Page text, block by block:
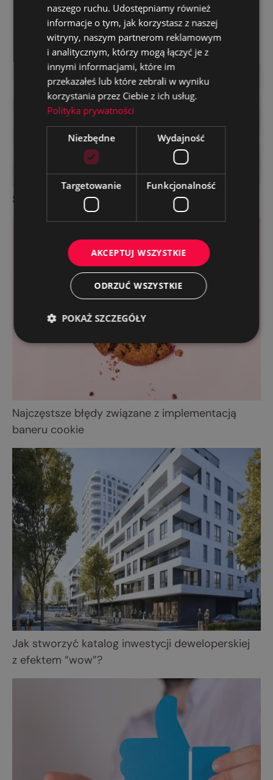
Social media jako kanał sprzedaży
Najczęstsze błędy związane z implementacją
baneru cookie
Jak stworzyć katalog inwestycji deweloperskiej
z efektem “wow”?
naszego ruchu. Udostępniamy również
informacje o tym, jak korzystasz z naszej
witryny, naszym partnerom reklamowym
i analitycznym, którzy mogą łączyć je z
innymi informacjami, które im
przekazałeś lub które zebrali w wyniku
korzystania przez Ciebie z ich usług.
Polityka prywatności
Niezbędne Wydajność
Targetowanie Funkcjonalność
AKCEPTUJ WSZYSTKIE
ODRZUĆ WSZYSTKIE
POKAŻ SZCZEGÓŁY